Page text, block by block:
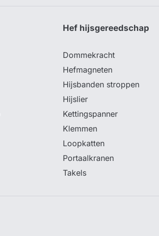
Hef hijsgereedschap
Dommekracht
Hefmagneten
Hijsbanden stroppen
Hijslier
Kettingspanner
Klemmen
Loopkatten
Portaalkranen
Takels